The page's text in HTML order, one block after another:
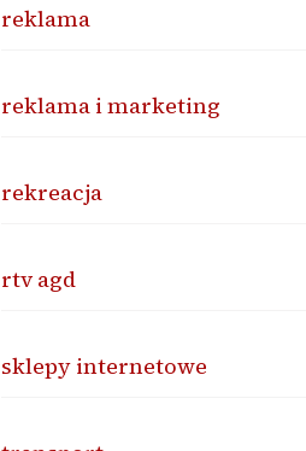
reklama
reklama i marketing
rekreacja
rtv agd
sklepy internetowe